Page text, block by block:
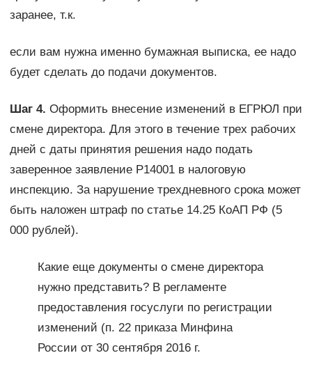
заранее, т.к.
если вам нужна именно бумажная выписка, ее надо
будет сделать до подачи документов.
Шаг 4. Оформить внесение изменений в ЕГРЮЛ при
смене директора. Для этого в течение трех рабочих
дней с даты принятия решения надо подать
заверенное заявление Р14001 в налоговую
инспекцию. За нарушение трехдневного срока может
быть наложен штраф по статье 14.25 КоАП РФ (5
000 рублей).
Какие еще документы о смене директора
нужно представить? В регламенте
предоставления госуслуги по регистрации
изменений (п. 22 приказа Минфина
России от 30 сентября 2016 г.